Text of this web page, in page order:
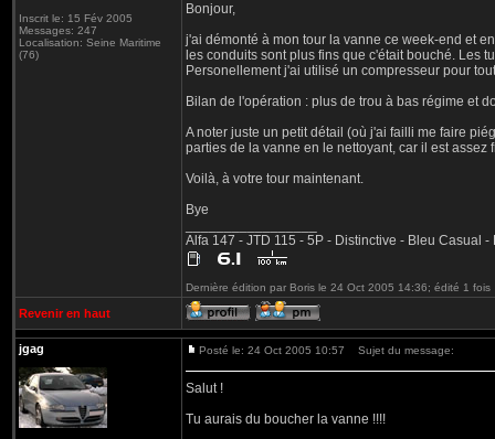
Inscrit le: 15 Fév 2005
Messages: 247
Localisation: Seine Maritime
(76)
Bonjour,
j'ai démonté à mon tour la vanne ce week-end et
les conduits sont plus fins que c'était bouché. Les
Personellement j'ai utilisé un compresseur pour
Bilan de l'opération : plus de trou à bas régime et
A noter juste un petit détail (où j'ai failli me faire
parties de la vanne en le nettoyant, car il est
Voilà, à votre tour maintenant.
Bye
Alfa 147 - JTD 115 - 5P - Distinctive - Bleu Casual
Dernière édition par Boris le 24 Oct 2005 14:36; édité 1 fois
Revenir en haut
jgag Posté le: 24 Oct 2005 10:57 Sujet du message:
Salut !
Tu aurais du boucher la vanne !!!!